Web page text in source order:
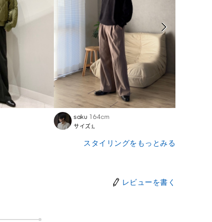
saku 164cm
サイズ:L
スタイリングをもっとみる
レビューを書く